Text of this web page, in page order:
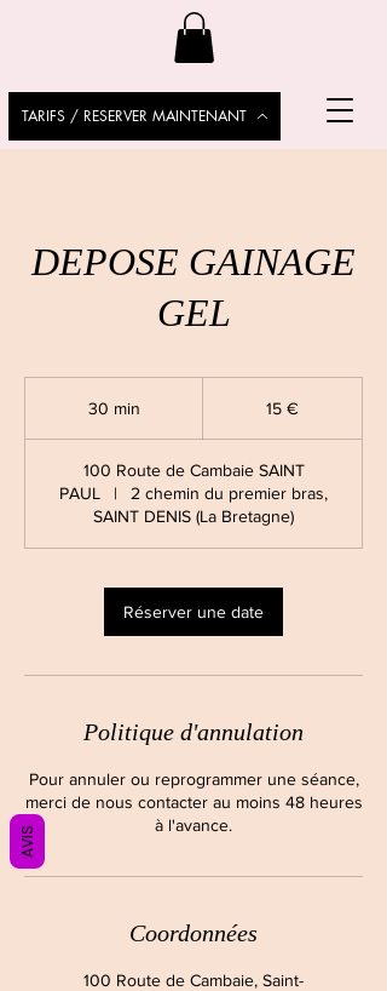
TARIFS / RESERVER MAINTENANT
DEPOSE GAINAGE
GEL
30 min
i
n
15 €
100 Route de Cambaie SAINT
PAUL
|
2 chemin du premier bras,
SAINT DENIS (La Bretagne)
Réserver une date
Politique d'annulation
Pour annuler ou reprogrammer une séance,
merci de nous contacter au moins 48 heures
à l'avance.
Coordonnées
100 Route de Cambaie, Saint-
AVIS